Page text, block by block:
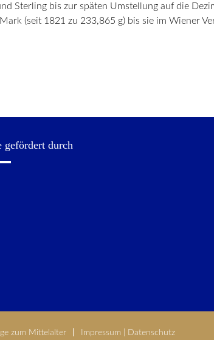
Sterling bis zur späten Umstellung auf die
(seit 1821 zu 233,865 g) bis sie im Wiener
gefördert durch
zum Mittelalter Impressum Datenschutz